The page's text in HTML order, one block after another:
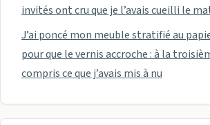
invités ont cru que je l’avais cueilli le
J’ai poncé mon meuble stratifié au
pour que le vernis accroche : à la
compris ce que j’avais mis à nu